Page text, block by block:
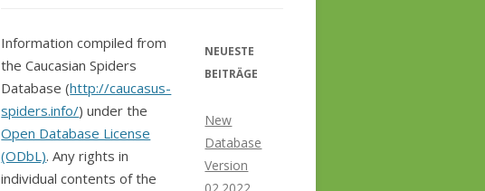
Information compiled from
the Caucasian Spiders
Database (http://caucasus-
spiders.info/) under the
Open Database License
(ODbL). Any rights in
individual contents of the
NEUESTE
BEITRÄGE
New
Database
Version